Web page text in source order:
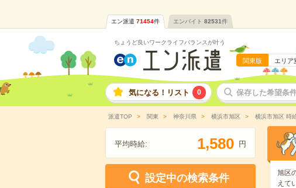
エン派遣 71454件 エンバイト 82531件
ちょうど良いワークライフバランスが叶う
関東版 エリア
気になる！リスト 0 保存した希望条
派遣TOP 関東 神奈川県 横浜市旭区 横浜市旭区 時
平均時給: 1,580 円
設定中の検索条件 旭区
えて